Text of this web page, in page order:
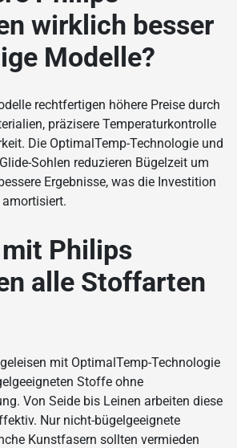
wirklich besser
Modelle?
rechtfertigen höhere Preise durch
präzisere Temperaturkontrolle
Die OptimalTemp-Technologie und
Sohlen reduzieren Bügelzeit um
Ergebnisse, was die Investition
Philips
alle Stoffarten
mit OptimalTemp-Technologie
Stoffe ohne
Von Seide bis Leinen arbeiten diese
Nur nicht-bügelgeeignete
Kunstfasern sollten vermieden